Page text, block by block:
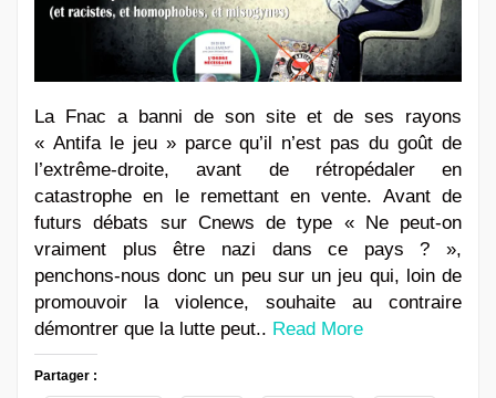
La Fnac a banni de son site et de ses rayons
« Antifa le jeu » parce qu’il n’est pas du goût de
l’extrême-droite, avant de rétropédaler en
catastrophe en le remettant en vente. Avant de
futurs débats sur Cnews de type « Ne peut-on
vraiment plus être nazi dans ce pays ? »,
penchons-nous donc un peu sur un jeu qui, loin de
promouvoir la violence, souhaite au contraire
démontrer que la lutte peut.. Read More
Partager :